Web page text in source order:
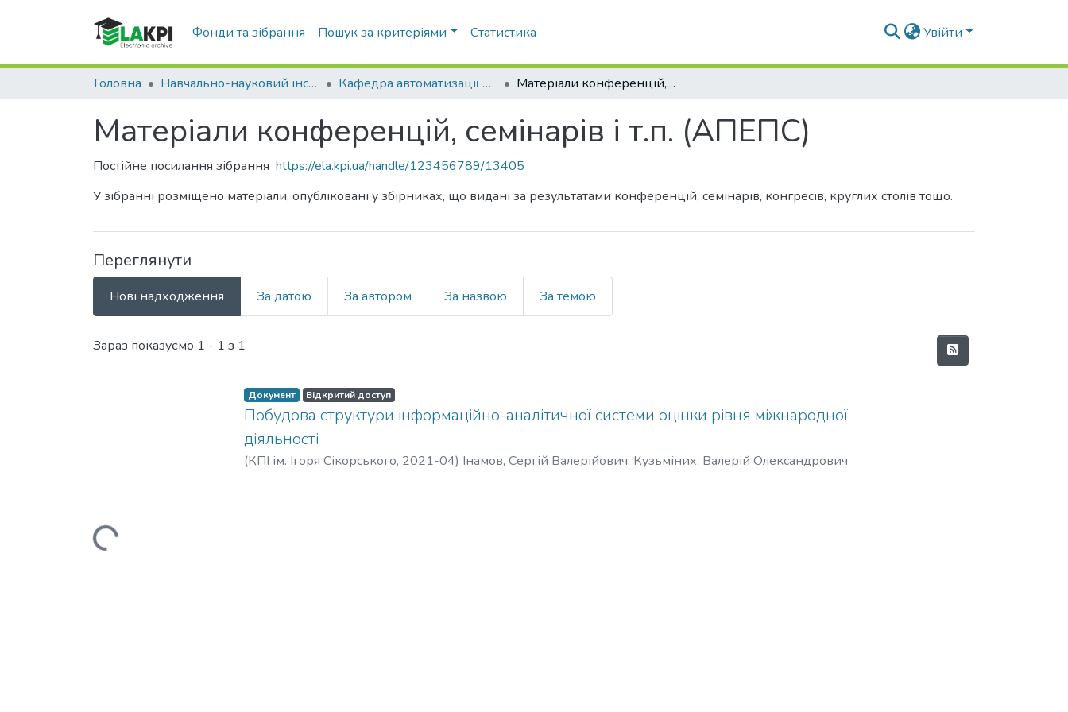
Фонди та зібрання Пошук за критеріями Статистика Увійти
Головна Навчально-науковий інститут атомної та теплової енергетики (НН ІАТЕ) Кафедра автоматизації проектування енергетичних процесів і систем (АПЕПС) Матеріали конференцій, семінарів і т.п. (АПЕПС)
Матеріали конференцій, семінарів і т.п. (АПЕПС)
Постійне посилання зібрання https://ela.kpi.ua/handle/123456789/13405
У зібранні розміщено матеріали, опубліковані у збірниках, що видані за результатами конференцій, семінарів, конгресів, круглих столів тощо.
Переглянути
Нові надходження За датою За автором За назвою За темою
Нові надходження
Зараз показуємо 1 - 1 з 1
Вантажиться...
Документ Відкритий доступ
Побудова структури інформаційно-аналітичної системи оцінки рівня міжнародної
діяльності
(КПІ ім. Ігоря Сікорського, 2021-04) Інамов, Сергій Валерійович; Кузьміних, Валерій Олександрович